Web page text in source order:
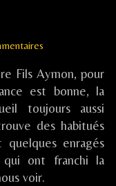
Folk
/
BOGNY
SUR
MEUSE
(08)
Fils Aymon, pour
est bonne, la
toujours aussi
des habitués
enragés
ont franchi la
voir.